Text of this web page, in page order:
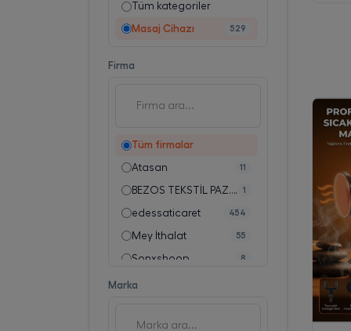
Tüm kategoriler
Masaj Cihazı 529
Firma
Tüm firmalar
Atasan 11
1
edessaticaret 454
Mey İthalat 55
Sonxshoop 8
Marka